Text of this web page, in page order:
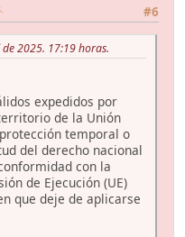
#6
2025. 17:19 horas.
expedidos por
de la Unión
temporal o
del derecho nacional
con la
de Ejecución (UE)
que deje de aplicarse